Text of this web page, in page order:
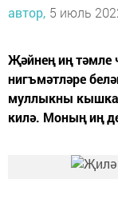
автор, 5 июль
Җәйнең иң тәмле
нигъмәтләре
муллыкны кышка
килә. Моның иң